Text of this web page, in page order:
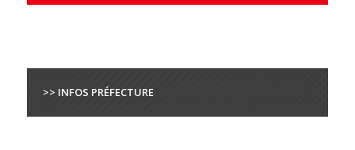
>> INFOS PRÉFECTURE